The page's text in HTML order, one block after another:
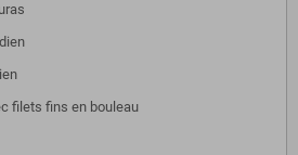
filets fins en bouleau